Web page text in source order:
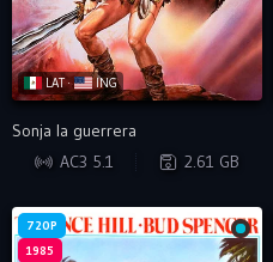
LAT · ING
WEB-DL
Sonja la guerrera
AC3 5.1
2.61 GB
720P
1985